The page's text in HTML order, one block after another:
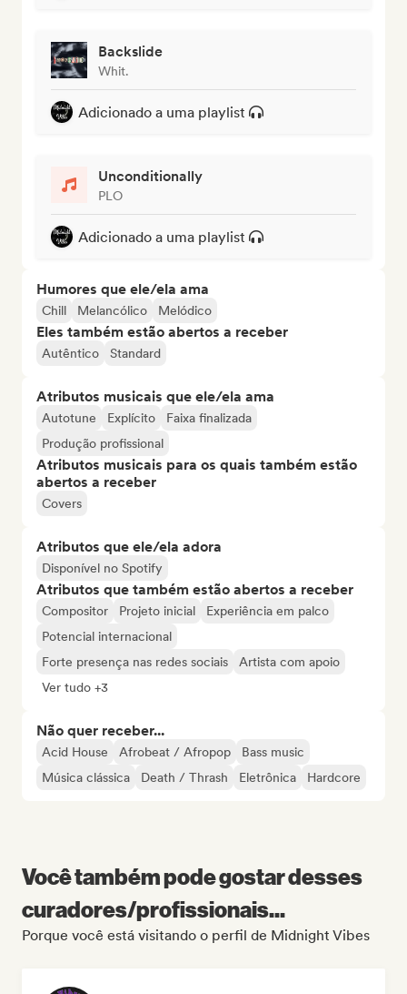
Backslide
Whit.
Adicionado a uma playlist
Unconditionally
PLO
Adicionado a uma playlist
Humores que ele/ela ama
Chill Melancólico Melódico
Eles também estão abertos a receber
Autêntico Standard
Atributos musicais que ele/ela ama
Autotune Explícito
Faixa finalizada
Produção profissional
Atributos musicais para os quais também estão
abertos a receber
Covers
Atributos que ele/ela adora
Disponível no Spotify
Atributos que também estão abertos a receber
Compositor Projeto inicial
Experiência em palco
Potencial internacional
Forte presença nas redes sociais
Artista com apoio
Ver tudo +3
Não quer receber...
Acid House Afrobeat / Afropop
Bass music
Música clássica
Death / Thrash Eletrônica Hardcore
Você também pode gostar desses
curadores/profissionais...
Porque você está visitando o perfil de Midnight Vibes